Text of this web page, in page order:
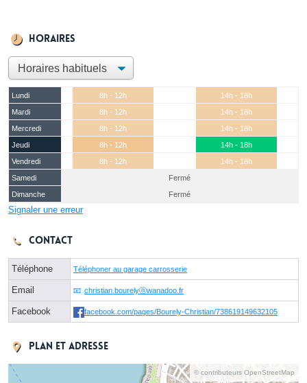
Horaires
Lundi 8h - 12h
14h - 18h
Mardi
8h - 12h
14h - 18h
Mercredi
8h - 12h
14h - 18h
Jeudi
8h - 12h
14h - 18h
Vendredi
8h - 12h
14h - 18h
Samedi
Fermé
Dimanche
Fermé
Signaler une erreur
Contact
Téléphone Téléphoner au garage carrosserie
Email christian.bourelyⓐwanadoo.fr
Facebook facebook.com/pages/Bourely-Christian/738619149632105
Plan et adresse
© contributeurs OpenStreetMap